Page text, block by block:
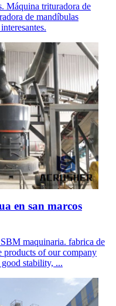
Máquina trituradora de
de mandíbulas
en san marcos
maquinaria. fabrica de
products of our company
stability, ...